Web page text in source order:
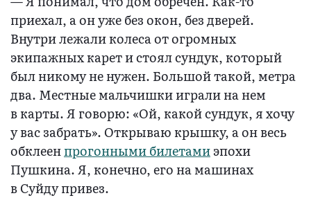
приехал, а он уже без окон, без дверей.
Внутри лежали колеса от огромных
экипажных карет и стоял сундук, который
был никому не нужен. Большой такой, метра
два. Местные мальчишки играли на нем
в карты. Я говорю: «Ой, какой сундук, я хочу
у вас забрать». Открываю крышку, а он весь
обклеенпрогонными билетамиэпохи
Пушкина. Я, конечно, его на машинах
в Суйду привез.